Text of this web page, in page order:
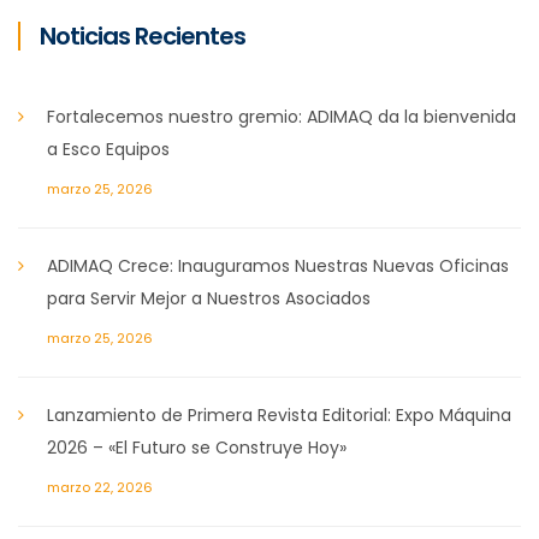
Noticias Recientes
Fortalecemos nuestro gremio: ADIMAQ da la bienvenida
a Esco Equipos
marzo 25, 2026
ADIMAQ Crece: Inauguramos Nuestras Nuevas Oficinas
para Servir Mejor a Nuestros Asociados
marzo 25, 2026
Lanzamiento de Primera Revista Editorial: Expo Máquina
2026 – «El Futuro se Construye Hoy»
marzo 22, 2026